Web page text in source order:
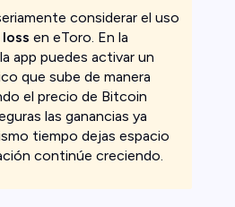
considerar el uso
en eToro. En la
app puedes activar un
que sube de manera
el precio de Bitcoin
las ganancias ya
tiempo dejas espacio
continúe creciendo.